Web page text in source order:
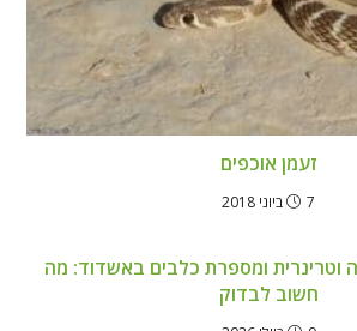
זעמן אוכפים
7 ביוני 2018
וטרינרית ומספרת כלבים באשדוד: מה
חשוב לבדוק